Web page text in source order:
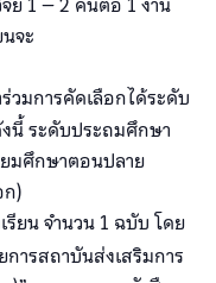
จะ
วมการคัดเลือกได้ระดับ
นี้ ระดับประถมศึกษา
มศึกษาตอนปลาย
)
รียน จำนวน 1 ฉบับ โดย
ารสถาบันส่งเสริมการ